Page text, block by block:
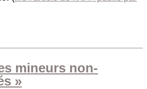
mineurs non-
»